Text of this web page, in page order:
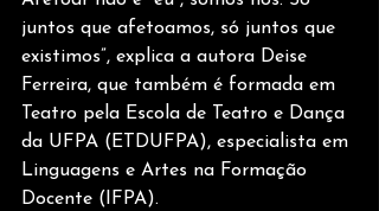
juntos que afetoamos, só juntos que
existimos”, explica a autora Deise
Ferreira, que também é formada em
Teatro pela Escola de Teatro e Dança
da UFPA (ETDUFPA), especialista em
Linguagens e Artes na Formação
Docente (IFPA).